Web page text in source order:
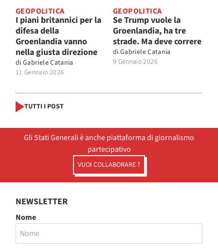
GEOPOLITICA
I piani britannici per la
difesa della
Groenlandia vanno
nella giusta direzione
di Gabriele Catania
11 Gennaio 2026
GEOPOLITICA
Se Trump vuole la
Groenlandia, ha tre
strade. Ma deve correre
di Gabriele Catania
9 Gennaio 2026
TUTTI I POST
Gli Stati Generali è anche piattaforma di giornalismo
partecipativo
VUOI COLLABORARE ?
NEWSLETTER
Nome